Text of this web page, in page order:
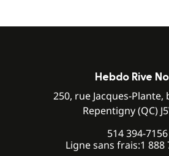
Hebdo Rive
250, rue Jacques-Plante,
Repentigny (QC)
514 394-7156
Ligne sans frais:1 888